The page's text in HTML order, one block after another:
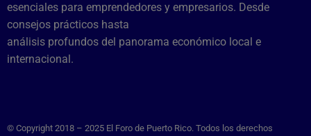
esenciales para emprendedores y empresarios. Desde
consejos prácticos hasta
análisis profundos del panorama económico local e
internacional.
© Copyright 2018 – 2025 El Foro de Puerto Rico. Todos los derechos